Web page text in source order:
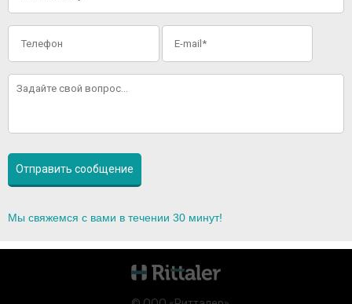
Мы свяжемся с вами в течении 30 минут!